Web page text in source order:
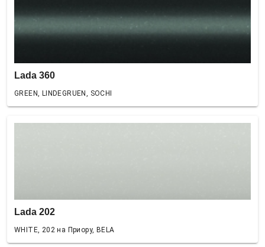
Lada 360
GREEN, LINDEGRUEN, SOCHI
Lada 202
WHITE, 202 на Приору, BELA